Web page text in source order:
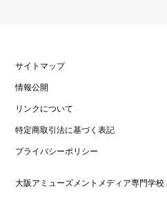
サイトマップ
情報公開
リンクについて
特定商取引法に基づく表記
プライバシーポリシー
大阪アミューズメントメディア専門学